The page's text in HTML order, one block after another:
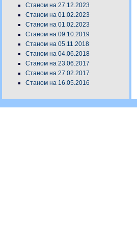
Станом на 27.12.2023
Станом на 01.02.2023
Станом на 01.02.2023
Станом на 09.10.2019
Станом на 05.11.2018
Станом на 04.06.2018
Станом на 23.06.2017
Станом на 27.02.2017
Станом на 16.05.2016